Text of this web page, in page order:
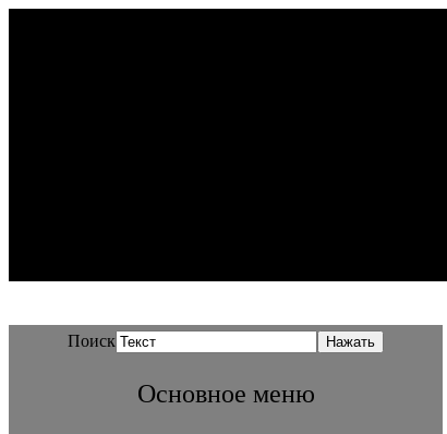
Поиск
Основное меню